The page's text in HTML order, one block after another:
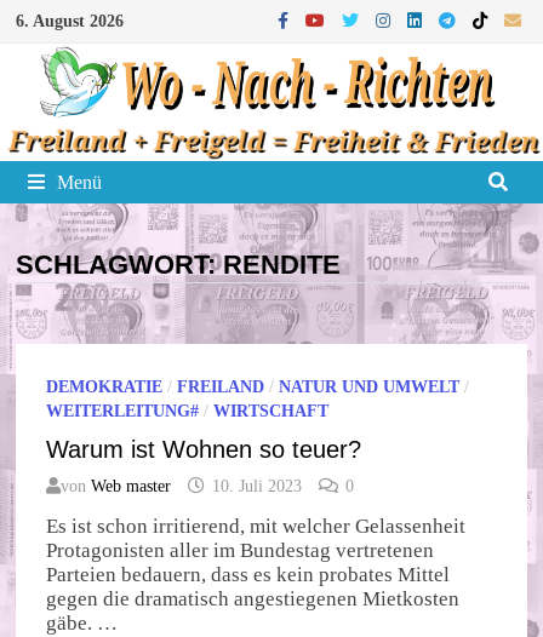
Zum
Inhalt
springen
6. August 2026
Menü
SCHLAGWORT:RENDITE
DEMOKRATIE /FREILAND /NATUR UND UMWELT/
WEITERLEITUNG# /WIRTSCHAFT
Warum ist Wohnen so teuer?
vonWeb master 10. Juli 2023 0
Es ist schon irritierend, mit welcher Gelassenheit
Protagonisten aller im Bundestag vertretenen
Parteien bedauern, dass es kein probates Mittel
gegen die dramatisch angestiegenen Mietkosten
gäbe. …